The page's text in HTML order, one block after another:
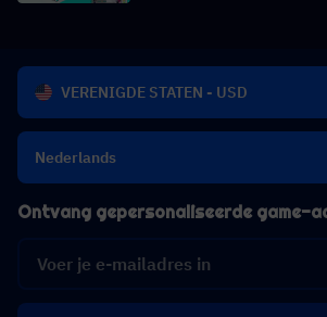
VERENIGDE STATEN - USD
Nederlands
Ontvang gepersonaliseerde game-